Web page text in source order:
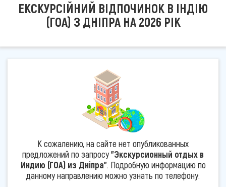
ЕКСКУРСІЙНИЙ ВІДПОЧИНОК В ІНДІЮ
(ГОА) З ДНІПРА НА 2026 РІК
К сожалению, на сайте нет опубликованных
предложений по запросу"Экскурсионный отдых в
Индию (ГОА) из Дніпра". Подробную информацию по
данному направлению можно узнать по телефону: